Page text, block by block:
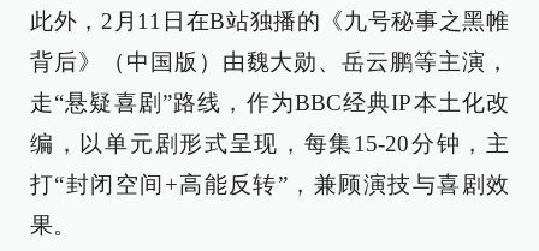
此外，2月11日在B站独播的《九号秘事之黑帷
背后》（中国版）由魏大勋、岳云鹏等主演，
走“悬疑喜剧”路线，作为BBC经典IP本土化改
编，以单元剧形式呈现，每集15-20分钟，主
打“封闭空间+高能反转”，兼顾演技与喜剧效
果。